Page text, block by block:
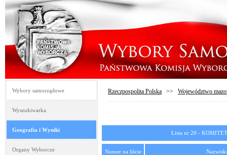
Wybory samorządowe
Wyszukiwarka
Geografia i Wyniki
Organy Wyborcze
Rzeczpospolita Polska >> Województwo
Lista nr 20 -
Numer na liście